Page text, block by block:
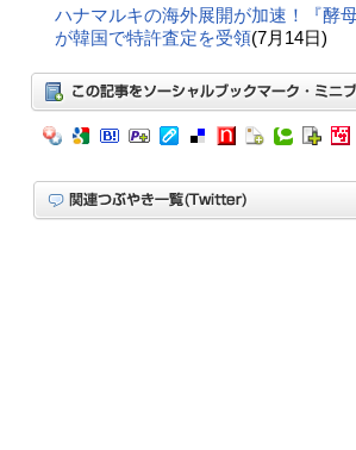
ハナマルキの海外展開が加速！『酵
が韓国で特許査定を受領(7月14日)